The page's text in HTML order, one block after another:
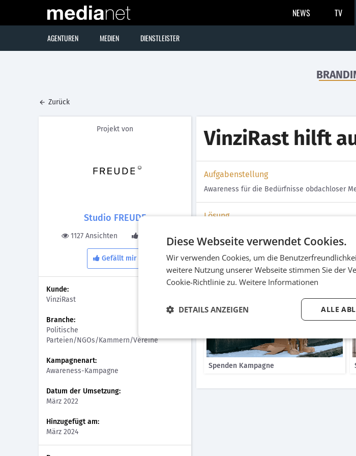
NEWS TV
AGENTUREN MEDIEN DIENSTLEISTER
Zurück
Projekt von
Studio FREUDE
1127 Ansichten 0 Gefällt
Gefällt mir
Kunde:
VinziRast
Branche:
Politische
Parteien/NGOs/Kammern/Vereine
Kampagnenart:
Awareness-Kampagne
Datum der Umsetzung:
März 2022
Hinzugefügt am:
März 2024
VinziRast hilft
Aufgabenstellung
Awareness für die Bedürfnisse obdachloser
Lösung
Lebensgrosse menschliche Figuren aus
Wettereinflüssen zu schützen.
Bilder
Spenden Kampagne
Diese Webseite verwendet Cookies.
Wir verwenden Cookies, um die
weitere Nutzung unserer Webseite stimmen Sie der
Cookie-Richtlinie zu. Weitere Informationen
ALLE
DETAILS ANZEIGEN